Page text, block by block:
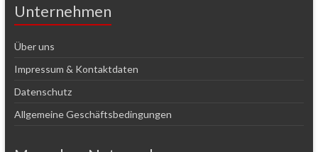
Unternehmen
Über uns
Impressum & Kontaktdaten
Datenschutz
Allgemeine Geschäftsbedingungen